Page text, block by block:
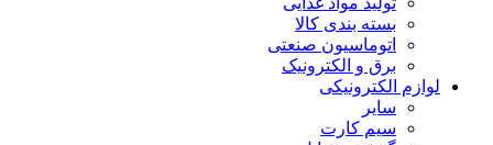
بسته بندی کالا
اتوماسیون صنعتی
برق و الکترونیک
لوازم الکترونیکی
سایر
سیم کارت